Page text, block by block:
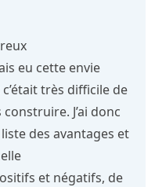
eu cette envie
très difficile de
J’ai donc
des avantages et
et négatifs, de